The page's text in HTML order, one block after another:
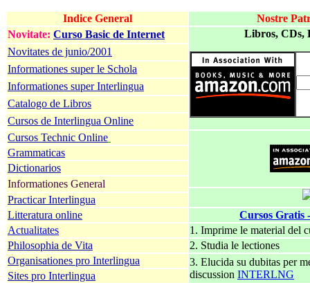
Indice General
Nostre
Novitate: Curso Basic de Internet
Libros, CDs,
Novitates de junio/2001
Informationes super le Schola
Informationes super Interlingua
Catalogo de Libros
Cursos de Interlingua Online
Cursos Technic Online
Grammaticas
Dictionarios
Informationes General
Practicar Interlingua
Litteratura online
Cursos Gratis
Actualitates
1. Imprime le material del
Philosophia de Vita
2. Studia le lectiones
Organisationes pro Interlingua
3. Elucida su dubitas per
discussion INTERLNG
Sites pro Interlingua